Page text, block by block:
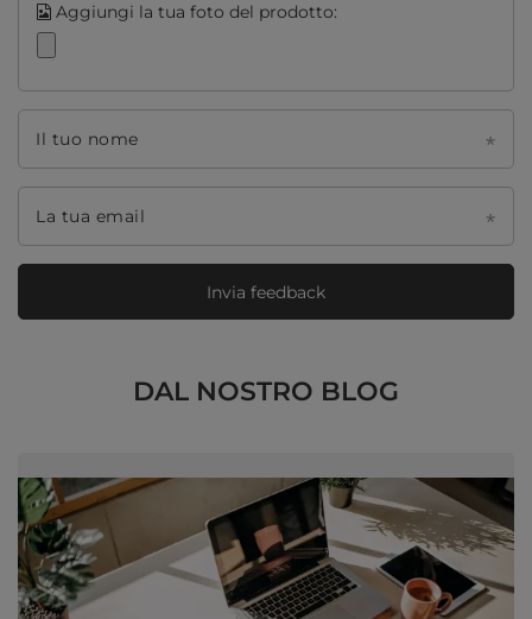
Aggiungi la tua foto del prodotto:
Il tuo nome
La tua email
Invia feedback
DAL NOSTRO BLOG